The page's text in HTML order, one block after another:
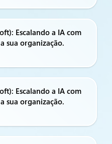
Escalando a IA com
sua organização.
Escalando a IA com
sua organização.